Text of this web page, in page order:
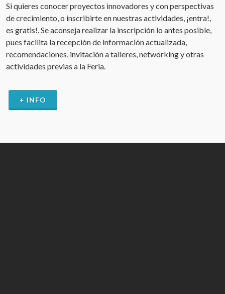
Si quieres conocer proyectos innovadores y con perspectivas
de crecimiento, o inscribirte en nuestras actividades, ¡entra!,
es gratis!. Se aconseja realizar la inscripción lo antes posible,
pues facilita la recepción de información actualizada,
recomendaciones, invitación a talleres, networking y otras
actividades previas a la Feria.
+ INFO